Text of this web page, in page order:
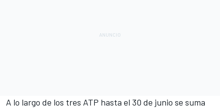
A lo largo de los tres ATP hasta el 30 de junio se suma